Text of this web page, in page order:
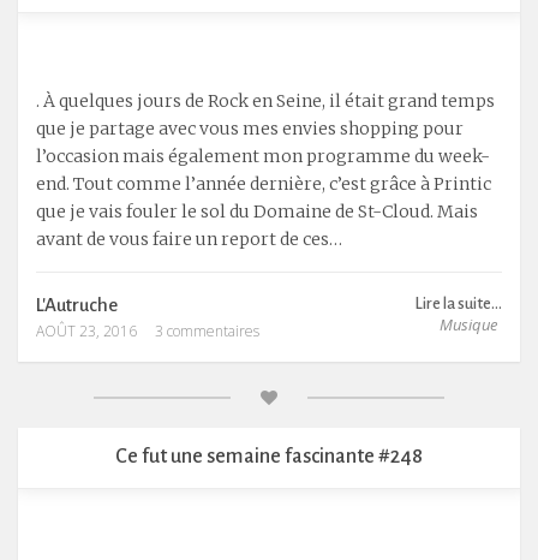
. À quelques jours de Rock en Seine, il était grand temps
que je partage avec vous mes envies shopping pour
l’occasion mais également mon programme du week-
end. Tout comme l’année dernière, c’est grâce à Printic
que je vais fouler le sol du Domaine de St-Cloud. Mais
avant de vous faire un report de ces…
Lire la suite...
Musique
L'Autruche
AOÛT 23, 2016
3 commentaires
Ce fut une semaine fascinante #248